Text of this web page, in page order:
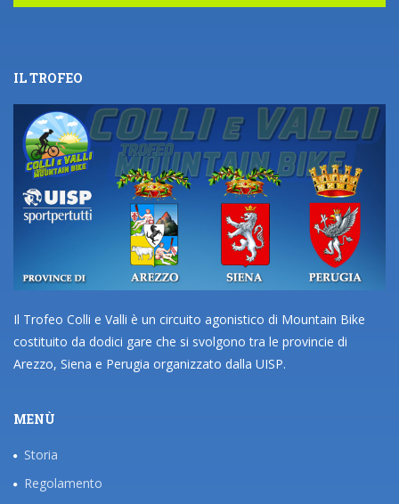
IL TROFEO
Il Trofeo Colli e Valli è un circuito agonistico di Mountain Bike
costituito da dodici gare che si svolgono tra le provincie di
Arezzo, Siena e Perugia organizzato dalla UISP.
MENÙ
Storia
Regolamento